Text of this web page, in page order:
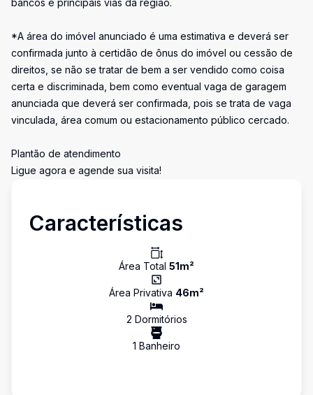
bancos e principais vias da região.
*A área do imóvel anunciado é uma estimativa e deverá ser
confirmada junto à certidão de ônus do imóvel ou cessão de
direitos, se não se tratar de bem a ser vendido como coisa
certa e discriminada, bem como eventual vaga de garagem
anunciada que deverá ser confirmada, pois se trata de vaga
vinculada, área comum ou estacionamento público cercado.
Plantão de atendimento
Ligue agora e agende sua visita!
Características
Área Total 51m²
Área Privativa 46m²
2 Dormitórios
1 Banheiro